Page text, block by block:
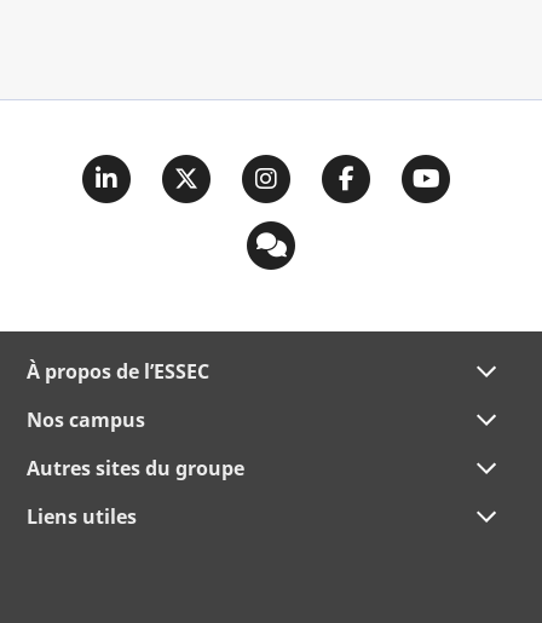
À propos de l’ESSEC
Nos campus
Autres sites du groupe
Liens utiles